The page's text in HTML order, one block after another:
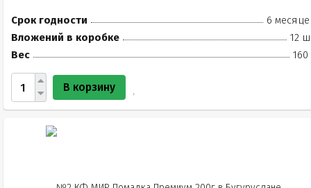
Срок годности
6
Вложений в коробке
12
Вес
160
В корзину